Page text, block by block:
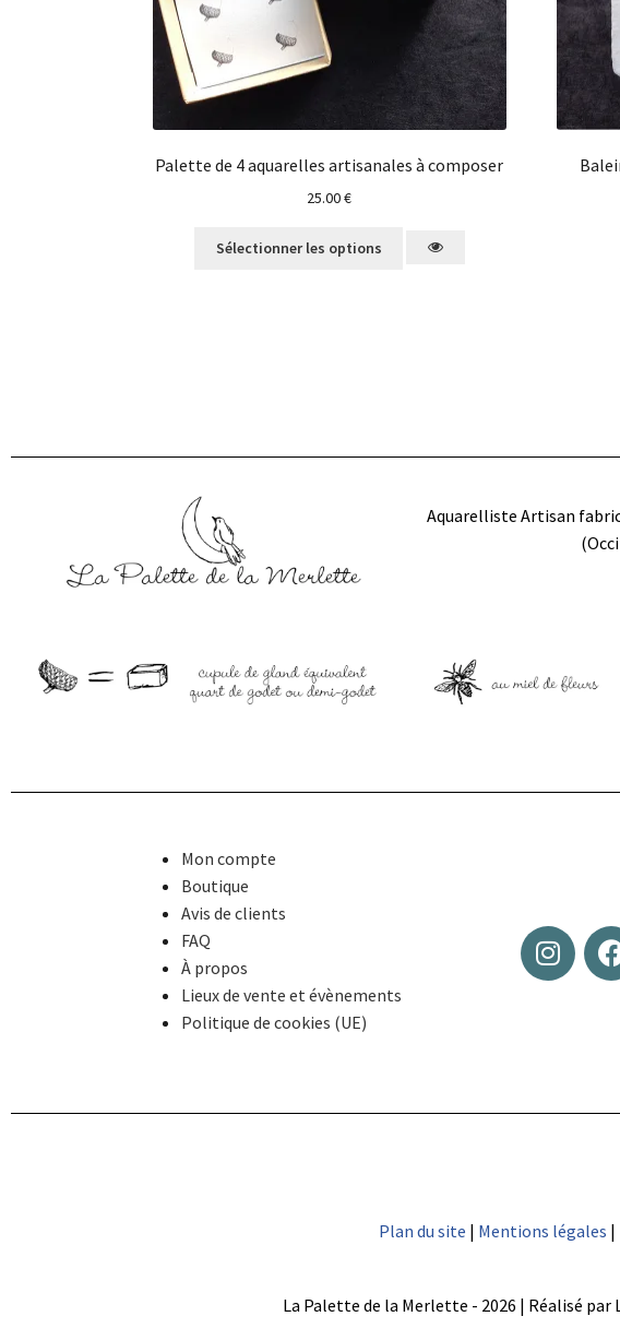
Palette de 4 aquarelles artisanales à composer
25.00€
Sélectionner les options
Aquarelliste Artisan
Mon compte
Boutique
Avis de clients
FAQ
À propos
Lieux de vente et évènements
Politique de cookies (UE)
Plan du site | Mentions légales |
La Palette de la Merlette - 2026 | Réalisé par